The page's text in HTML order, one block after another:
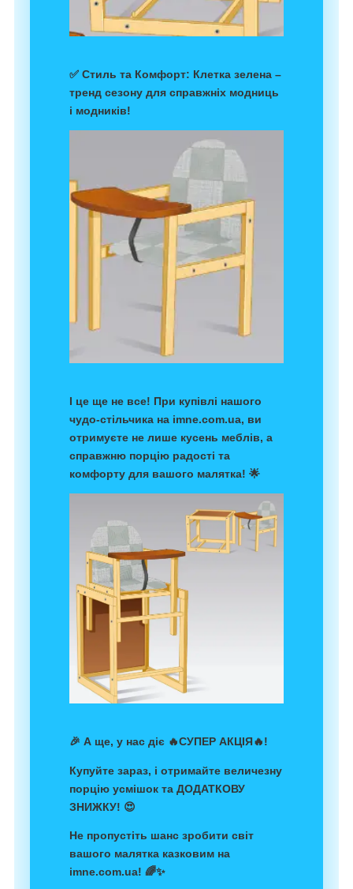
✅ Стиль та Комфорт: Клетка зелена –
тренд сезону для справжніх модниць
і модників!
І це ще не все! При купівлі нашого
чудо-стільчика на imne.com.ua, ви
отримуєте не лише кусень меблів, а
справжню порцію радості та
комфорту для вашого малятка! 🌟
🎉 А ще, у нас діє 🔥СУПЕР АКЦІЯ🔥!
Купуйте зараз, і отримайте величезну
порцію усмішок та ДОДАТКОВУ
ЗНИЖКУ! 😍
Не пропустіть шанс зробити світ
вашого малятка казковим на
imne.com.ua! 🌈✨